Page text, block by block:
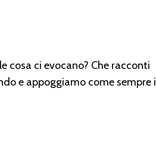
cosa ci evocano? Che racconti
e appoggiamo come sempre i